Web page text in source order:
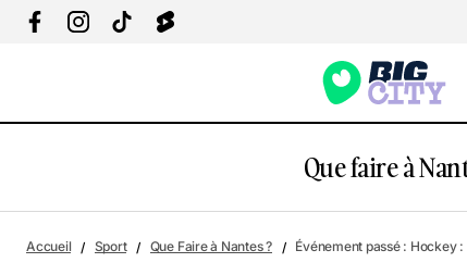
Que faire à
Sport
Accueil Sport Que Faire à Nantes ? Événement passé : Hockey